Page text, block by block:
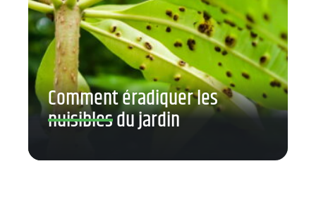
Comment éradiquer les
nuisibles du jardin